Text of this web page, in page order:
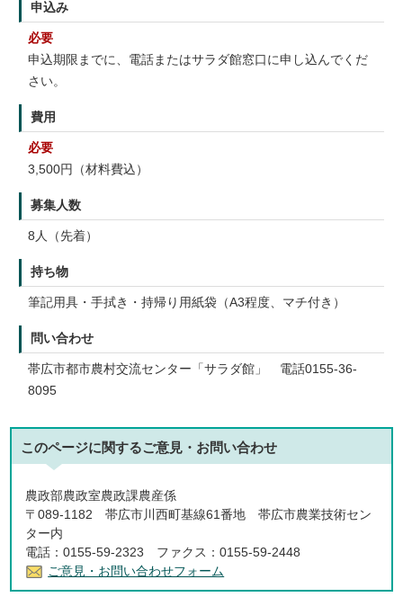
申込み
必要
申込期限までに、電話またはサラダ館窓口に申し込んでくだ
さい。
費用
必要
3,500円（材料費込）
募集人数
8人（先着）
持ち物
筆記用具・手拭き・持帰り用紙袋（A3程度、マチ付き）
問い合わせ
帯広市都市農村交流センター「サラダ館」 電話0155-36-
8095
このページに関するご意見・お問い合わせ
農政部農政室農政課農産係
〒089-1182 帯広市川西町基線61番地 帯広市農業技術セン
ター内
電話：0155-59-2323 ファクス：0155-59-2448
ご意見・お問い合わせフォーム